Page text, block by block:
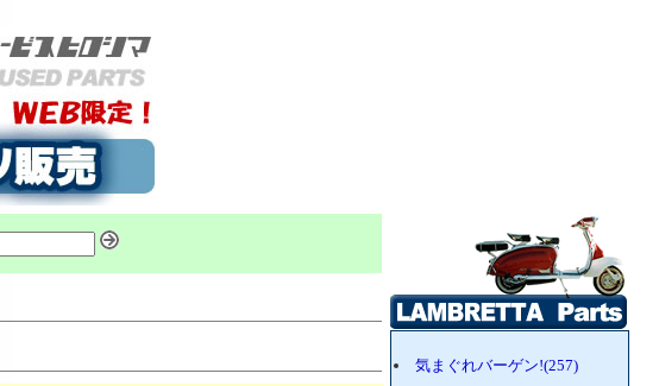
気まぐれバーゲン!(257)